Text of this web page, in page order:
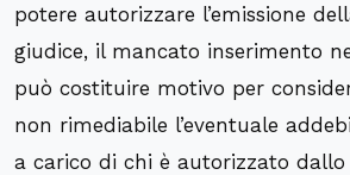
potere autorizzare l’emissione
giudice, il mancato inserimento
può costituire motivo per
non rimediabile l’eventuale
a carico di chi è autorizzato dallo